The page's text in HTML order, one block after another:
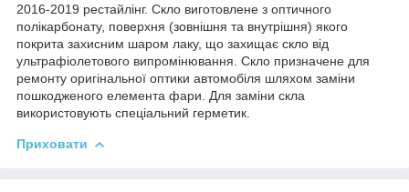
2016-2019 рестайлінг. Скло виготовлене з оптичного
полікарбонату, поверхня (зовнішня та внутрішня) якого
покрита захисним шаром лаку, що захищає скло від
ультрафіолетового випромінювання. Скло призначене для
ремонту оригінальної оптики автомобіля шляхом заміни
пошкодженого елемента фари. Для заміни скла
використовують спеціальний герметик.
Приховати